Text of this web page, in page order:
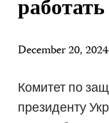
December 20,
Комитет по
президенту